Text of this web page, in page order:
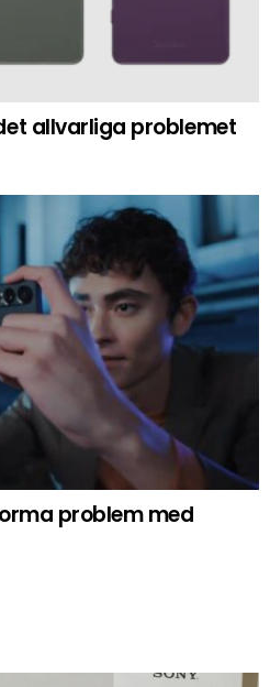
allvarliga problemet
problem med